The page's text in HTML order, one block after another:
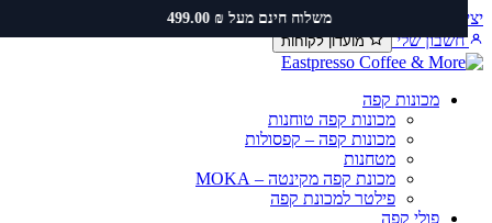
משלוח חינם מעל ₪ 499.00 קשר שירות ותיקונים תקנון משלוחים
חשבון שלי
מועדון לקוחות
מכונות קפה
מכונות קפה טוחנות
מכונות קפה – קפסולות
מטחנות
מכונת קפה מקינטה – MOKA
פילטר למכונת קפה
פולי קפה